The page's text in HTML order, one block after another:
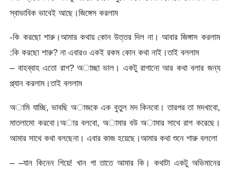
স্বাভাবিক ভাবেই আছে।জিঙ্গেস করলাম
-কি করছো শারু।আমার কথায় কোন উত্তর দিল না। আবার জিঙ্গাস করলাম
:কি করছো শারু? না এবারও একই রকম কোন কথা নাই।তাই বললাম
– বাহব্বাহ এতো রাগ? অাচ্ছা ভাল। একটু রাগানো আর কথা বলার জন্য
প্ল্যান করলাম।তাই বললাম
অামি যাচ্ছি, ভাবছি অাজকে এক বুতুল মদ কিনবো। তারপর তা মদখাবো,
মাতলামো করবো।অার বলবো, অামার বউ অামার সাথে রাগ করেছে।
আমার সাথে কথা বলছেনা। এবার কাজ হয়েছে।আমার কথা শুনে শারু বললো
– –যান কিনেন গিয়ে! খান গা তাতে আমার কি। কথাটা একটু অভিমানের